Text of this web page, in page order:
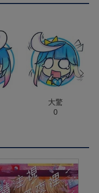
大驚
0
next